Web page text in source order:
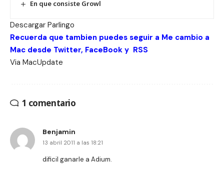
En que consiste Growl
Descargar Parlingo
Recuerda que tambien puedes seguir a Me cambio a
Mac desde Twitter, FaceBook y RSS
Via MacUpdate
1 comentario
Benjamin
13 abril 2011 a las 18:21
dificil ganarle a Adium.